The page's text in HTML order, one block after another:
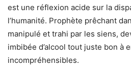
est une réflexion acide sur la
l’humanité. Prophète prêchant
manipulé et trahi par les siens,
imbibée d’alcool tout juste bon à
incompréhensibles.